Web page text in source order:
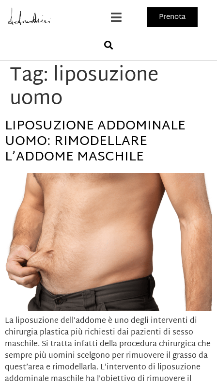
Prenota
Tag: liposuzione
uomo
LIPOSUZIONE ADDOMINALE
UOMO: RIMODELLARE
L’ADDOME MASCHILE
La liposuzione dell’addome è uno degli interventi di
chirurgia plastica più richiesti dai pazienti di sesso
maschile. Si tratta infatti della procedura chirurgica che
sempre più uomini scelgono per rimuovere il grasso da
quest’area e rimodellarla. L’intervento di liposuzione